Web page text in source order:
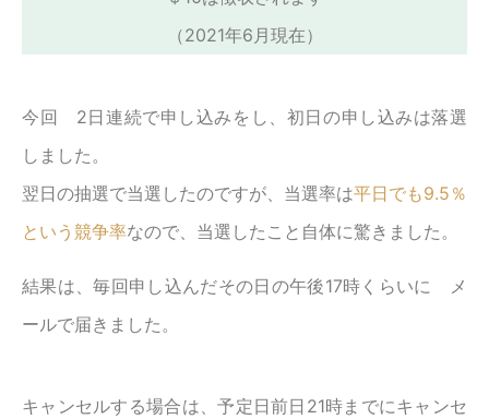
（2021年6月現在）
今回 2日連続で申し込みをし、初日の申し込みは落選
しました。
翌日の抽選で当選したのですが、当選率は平日でも9.5％
という競争率なので、当選したこと自体に驚きました。
結果は、毎回申し込んだその日の午後17時くらいに メ
ールで届きました。
キャンセルする場合は、予定日前日21時までにキャンセ